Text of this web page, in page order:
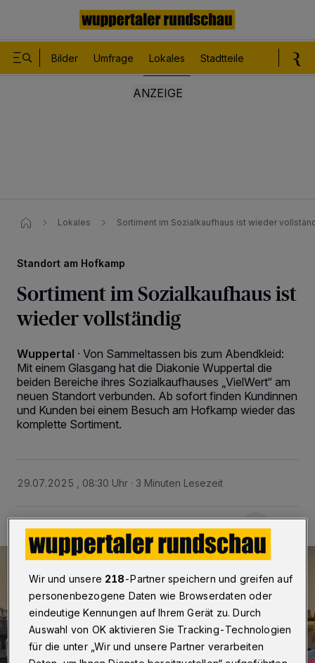
Bilder Umfrage Lokales Stadtteile
Lokales Sortiment im Sozialkaufhaus ist wieder
Standort am Hofkamp
Sortiment im Sozialkaufhaus ist
wieder vollständig
Wuppertal · Von Sammeltassen bis zum Abendkleid:
Mit einem Glasgang hat die Diakonie Wuppertal die
beiden Bereiche ihres Sozialkaufhauses „VielWert“ am
neuen Standort verbunden. Ab sofort finden Kundinnen
und Kunden bei einem Besuch am Hofkamp wieder das
komplette Sortiment.
29.07.2025 , 08:30 Uhr 3 Minuten Lesezeit
Wir und unsere 218-Partner speichern und greifen auf
personenbezogene Daten wie Browserdaten oder
eindeutige Kennungen auf Ihrem Gerät zu. Durch
Auswahl von OK aktivieren Sie Tracking-Technologien
für die unter „Wir und unsere Partner verarbeiten